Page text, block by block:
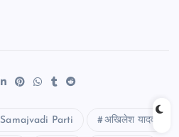
Samajvadi Parti अखिलेश यादव